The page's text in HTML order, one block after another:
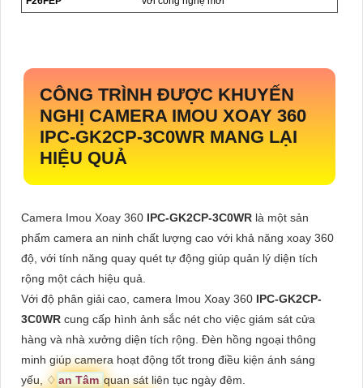
CÔNG TRÌNH ĐƯỢC KHUYẾN
NGHỊ CAMERA IMOU XOAY 360
IPC-GK2CP-3C0WR MANG LẠI
HIỆU QUẢ
Camera Imou Xoay 360 IPC-GK2CP-3C0WR là một sản
phẩm camera an ninh chất lượng cao với khả năng xoay 360
độ, với tính năng quay quét tự động giúp quản lý diện tích
rộng một cách hiệu quả.
Với độ phân giải cao, camera Imou Xoay 360 IPC-GK2CP-
3C0WR cung cấp hình ảnh sắc nét cho việc giám sát cửa
hàng và nhà xưởng diện tích rộng. Đèn hồng ngoại thông
minh giúp camera hoạt động tốt trong điều kiện ánh sáng
yếu, ♢an Tâmquan sát liên tục ngày đêm.